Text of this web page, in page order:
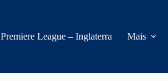
Premiere League – Inglaterra Mais